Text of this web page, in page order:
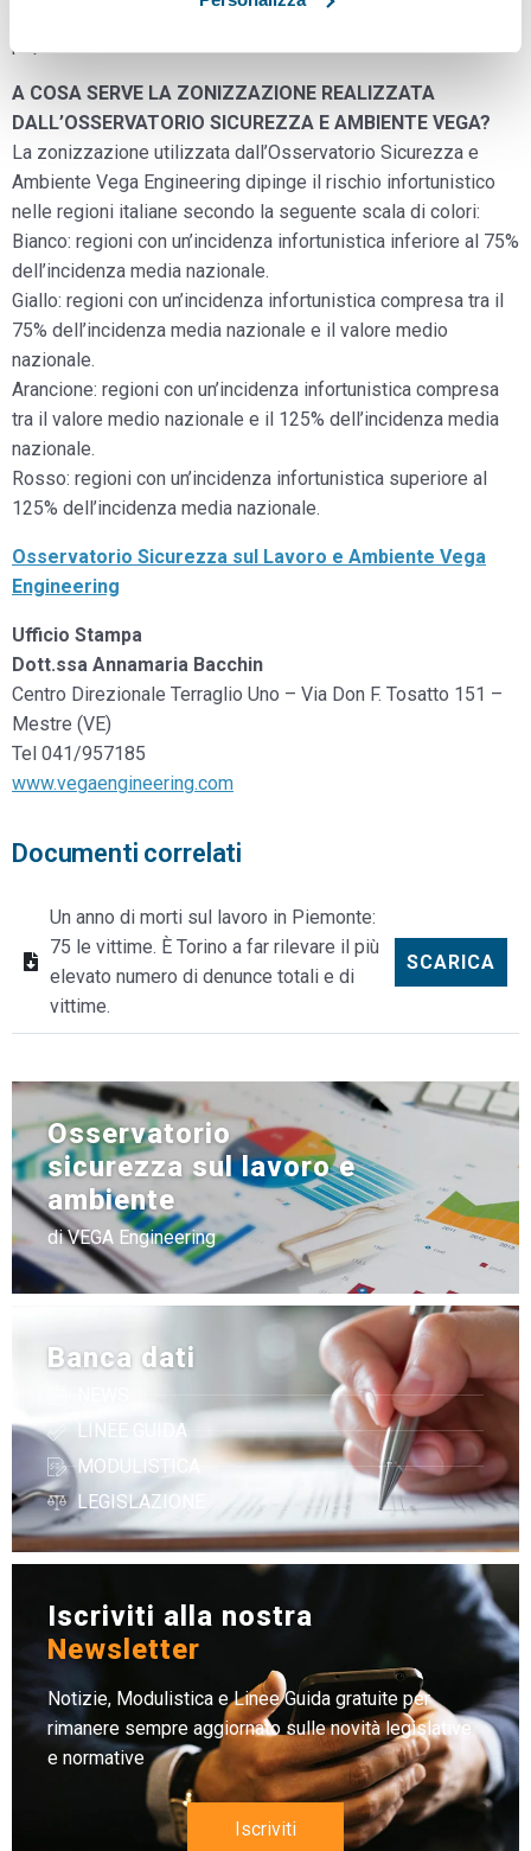
infortunistico tra le diverse regioni, pur caratterizzate da una
A COSA SERVE LA ZONIZZAZIONE REALIZZATA
DALL’OSSERVATORIO SICUREZZA E AMBIENTE VEGA?
La zonizzazione utilizzata dall’Osservatorio Sicurezza e
Ambiente Vega Engineering dipinge il rischio infortunistico
nelle regioni italiane secondo la seguente scala di colori:
Bianco: regioni con un’incidenza infortunistica inferiore al 75%
dell’incidenza media nazionale.
Giallo: regioni con un’incidenza infortunistica compresa tra il
75% dell’incidenza media nazionale e il valore medio
nazionale.
Arancione: regioni con un’incidenza infortunistica compresa
tra il valore medio nazionale e il 125% dell’incidenza media
nazionale.
Rosso: regioni con un’incidenza infortunistica superiore al
125% dell’incidenza media nazionale.
Osservatorio Sicurezza sul Lavoro e Ambiente Vega
Engineering
Ufficio Stampa
Dott.ssa Annamaria Bacchin
Centro Direzionale Terraglio Uno – Via Don F. Tosatto 151 –
Mestre (VE)
Tel 041/957185
www.vegaengineering.com
Documenti correlati
Un anno di morti sul lavoro in Piemonte:
75 le vittime. È Torino a far rilevare il più
elevato numero di denunce totali e di
vittime.
SCARICA
Banca dati
LINEE GUIDA
MODULISTICA
LEGISLAZIONE
Osservatorio
sicurezza sul lavoro e
ambiente
di VEGA Engineering
Iscriviti alla nostra
Newsletter
Notizie, Modulistica e Linee Guida gratuite per
rimanere sempre aggiornato sulle novità legislative
e normative
Iscriviti